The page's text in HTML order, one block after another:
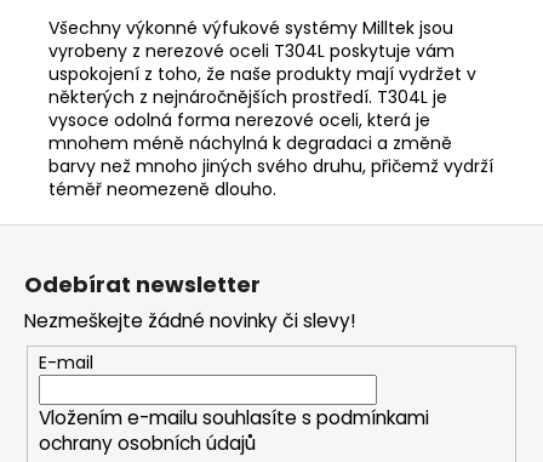
Všechny výkonné výfukové systémy Milltek jsou
vyrobeny z nerezové oceli T304L poskytuje vám
uspokojení z toho, že naše produkty mají vydržet v
některých z nejnáročnějších prostředí. T304L je
vysoce odolná forma nerezové oceli, která je
mnohem méně náchylná k degradaci a změně
barvy než mnoho jiných svého druhu, přičemž vydrží
téměř neomezeně dlouho.
Z
Odebírat newsletter
Nezmeškejte žádné novinky či slevy!
E-mail
Vložením e-mailu souhlasíte s podmínkami
ochrany osobních údajů